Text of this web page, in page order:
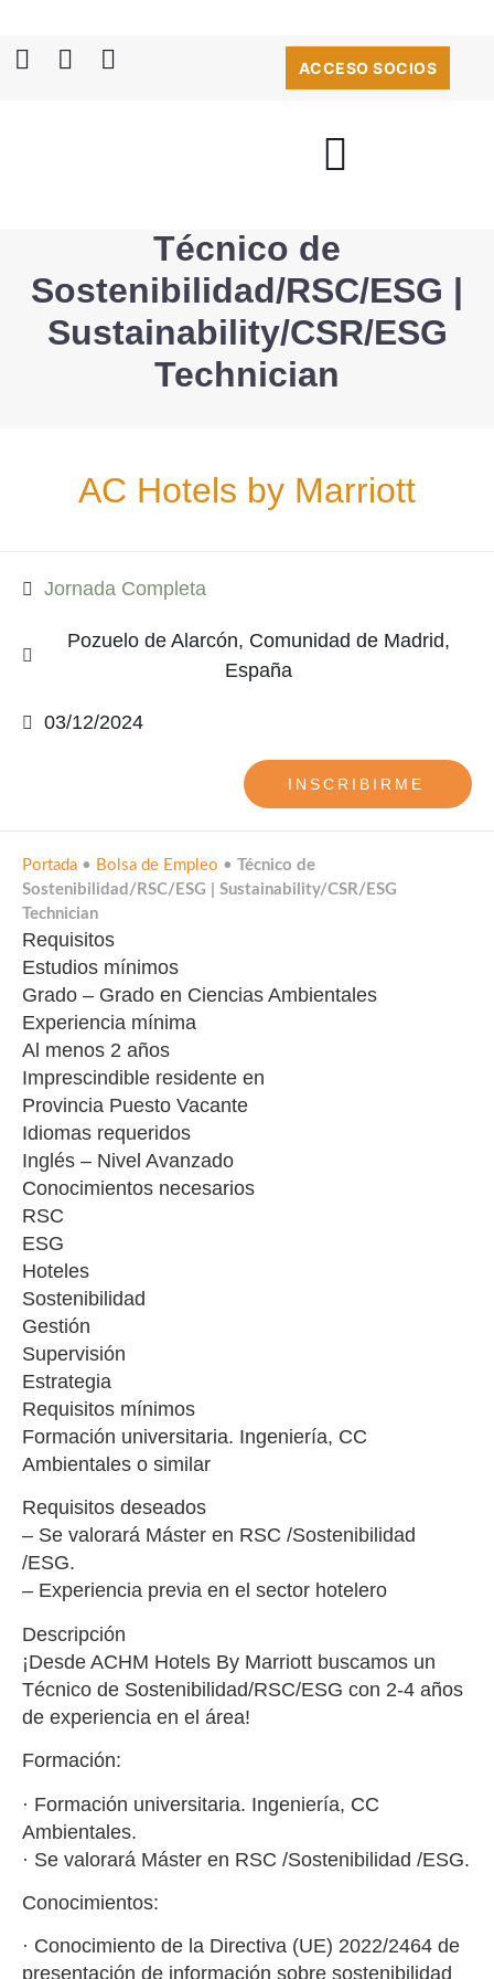
ACCESO SOCIOS
Técnico de
Sostenibilidad/RSC/ESG |
Sustainability/CSR/ESG
Technician
AC Hotels by Marriott
Jornada Completa
Pozuelo de Alarcón, Comunidad de Madrid,
España
03/12/2024
INSCRIBIRME
Portada • Bolsa de Empleo • Técnico de
Sostenibilidad/RSC/ESG | Sustainability/CSR/ESG
Technician
Requisitos
Estudios mínimos
Grado – Grado en Ciencias Ambientales
Experiencia mínima
Al menos 2 años
Imprescindible residente en
Provincia Puesto Vacante
Idiomas requeridos
Inglés – Nivel Avanzado
Conocimientos necesarios
RSC
ESG
Hoteles
Sostenibilidad
Gestión
Supervisión
Estrategia
Requisitos mínimos
Formación universitaria. Ingeniería, CC
Ambientales o similar
Requisitos deseados
– Se valorará Máster en RSC /Sostenibilidad
/ESG.
– Experiencia previa en el sector hotelero
Descripción
¡Desde ACHM Hotels By Marriott buscamos un
Técnico de Sostenibilidad/RSC/ESG con 2-4 años
de experiencia en el área!
Formación:
· Formación universitaria. Ingeniería, CC
Ambientales.
· Se valorará Máster en RSC /Sostenibilidad /ESG.
Conocimientos:
· Conocimiento de la Directiva (UE) 2022/2464 de
presentación de información sobre sostenibilidad